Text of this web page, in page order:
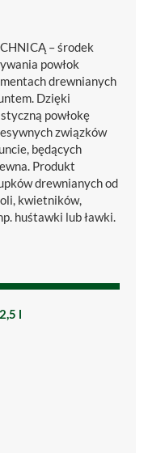
– środek
powłok
drewnianych
Dzięki
powłokę
związków
będących
Produkt
drewnianych od
kwietników,
huśtawki lub ławki.
l